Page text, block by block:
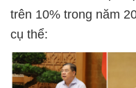
trên 10% trong năm
cụ thể: